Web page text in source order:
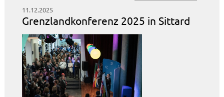
11.12.2025
Grenzlandkonferenz 2025 in Sittard